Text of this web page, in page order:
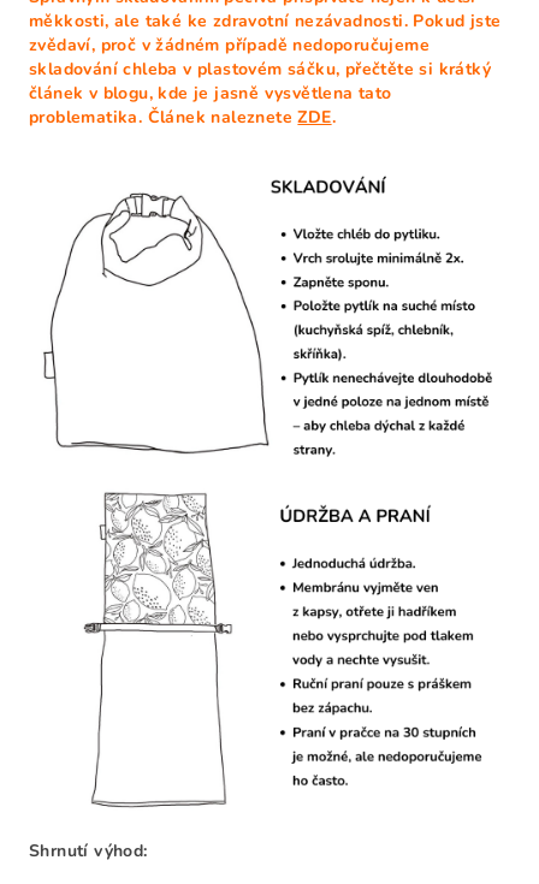
měkkosti, ale také ke zdravotní nezávadnosti. Pokud jste
zvědaví, proč v žádném případě nedoporučujeme
skladování chleba v plastovém sáčku, přečtěte si krátký
článek v blogu, kde je jasně vysvětlena tato
problematika. Článek nalezneteZDE.
Shrnutí výhod: